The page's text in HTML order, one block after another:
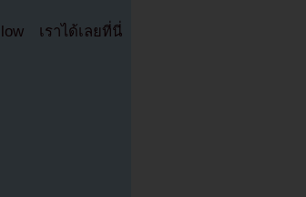
เราได้เลยที่นี่